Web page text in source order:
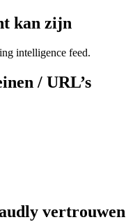
kan zijn
intelligence feed.
/ URL’s
vertrouwen